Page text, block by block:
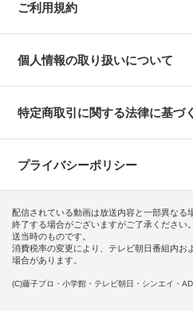
ご利用規約
個人情報の取り扱いについて
特定商取引に関する法律に基づ
プライバシーポリシー
配信されている動画は放送内容と一部異なる
終了する場合がございますがご了承ください
送当時のものです。
消費税率の変更により、テレビ朝日番組内お
場合があります。
(C)藤子プロ・小学館・テレビ朝日・シンエイ・